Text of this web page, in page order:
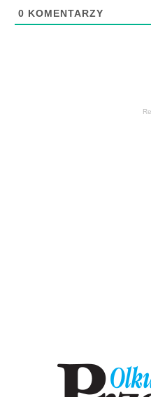
0 KOMENTARZY